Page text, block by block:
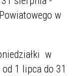
w
w
1 lipca do 31